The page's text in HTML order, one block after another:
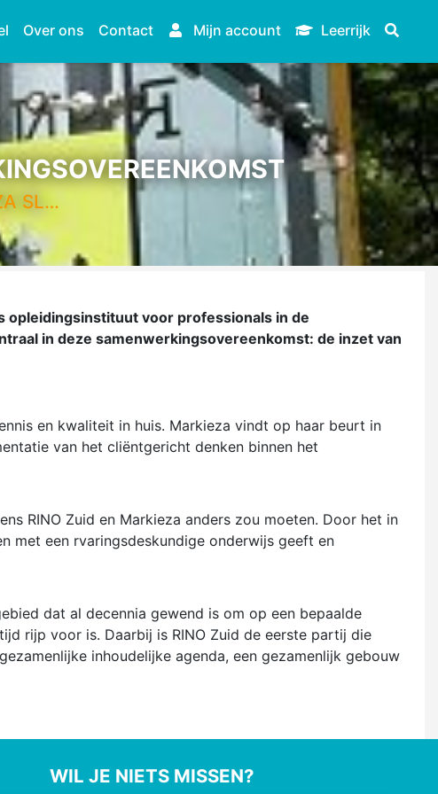
Over ons Contact Mijn account Leerrijk
SL…
opleidingsinstituut voor professionals in de
in deze samenwerkingsovereenkomst: de inzet van
en kwaliteit in huis. Markieza vindt op haar beurt in
van het cliëntgericht denken binnen het
RINO Zuid en Markieza anders zou moeten. Door het in
met een rvaringsdeskundige onderwijs geeft en
dat al decennia gewend is om op een bepaalde
rijp voor is. Daarbij is RINO Zuid de eerste partij die
inhoudelijke agenda, een gezamenlijk gebouw
WIL JE NIETS MISSEN?